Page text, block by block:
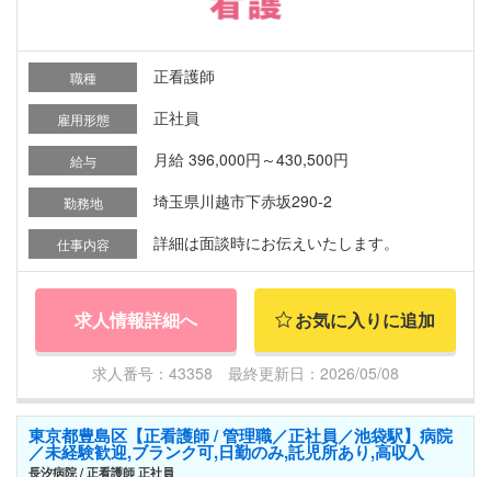
職種 正看護師
雇用形態 正社員
給与 月給 396,000円～430,500円
勤務地 埼玉県川越市下赤坂290-2
仕事内容 詳細は面談時にお伝えいたします。
求人情報詳細へ お気に入りに追加
求人番号：43358 最終更新日：2026/05/08
東京都豊島区【正看護師 / 管理職／正社員／池袋駅】病院
／未経験歓迎,ブランク可,日勤のみ,託児所あり,高収入
長汐病院 / 正看護師 正社員